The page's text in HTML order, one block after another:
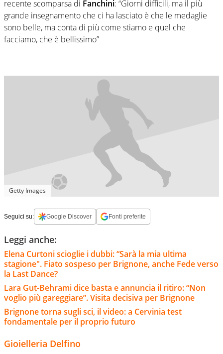
recente scomparsa di Fanchini: “Giorni difficili, ma il più
grande insegnamento che ci ha lasciato è che le medaglie
sono belle, ma conta di più come stiamo e quel che
facciamo, che è bellissimo”
Getty Images
Seguici su: Google Discover Fonti preferite
Leggi anche:
Elena Curtoni scioglie i dubbi: “Sarà la mia ultima
stagione". Fiato sospeso per Brignone, anche Fede verso
la Last Dance?
Lara Gut-Behrami dice basta e annuncia il ritiro: “Non
voglio più gareggiare”. Visita decisiva per Brignone
Brignone torna sugli sci, il video: a Cervinia test
fondamentale per il proprio futuro
Gioielleria Delfino